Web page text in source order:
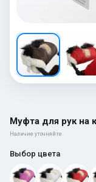
Муфта для рук на
Наличие уточняйте
Выбор цвета